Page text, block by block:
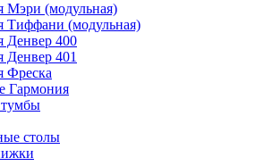
Мэри (модульная)
Тиффани (модульная)
Денвер 400
Денвер 401
Фреска
Гармония
столы